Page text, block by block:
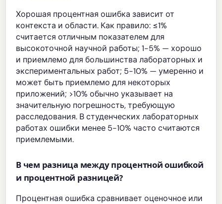
Хорошая процентная ошибка зависит от
контекста и области. Как правило: ≤1%
считается отличным показателем для
высокоточной научной работы; 1-5% — хорошо
и приемлемо для большинства лабораторных и
экспериментальных работ; 5-10% — умеренно и
может быть приемлемо для некоторых
приложений; >10% обычно указывает на
значительную погрешность, требующую
расследования. В студенческих лабораторных
работах ошибки менее 5-10% часто считаются
приемлемыми.
В чем разница между процентной ошибкой
и процентной разницей?
Процентная ошибка сравнивает оценочное или